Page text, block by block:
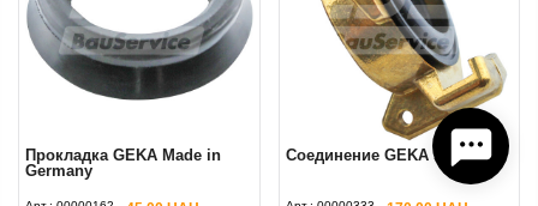
Прокладка GEKA Made in
Germany
Соединение GEKA заглушка